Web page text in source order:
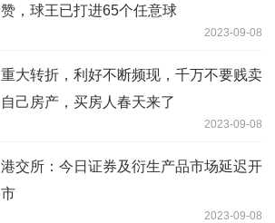
赞，球王已打进65个任意球
2023-09-08
重大转折，利好不断频现，千万不要贱卖
自己房产，买房人春天来了
2023-09-08
港交所：今日证券及衍生产品市场延迟开
市
2023-09-08